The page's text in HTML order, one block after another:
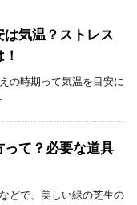
気温？ストレス
の時期って気温を目安に
て？必要な道具
どで、美しい緑の芝生の